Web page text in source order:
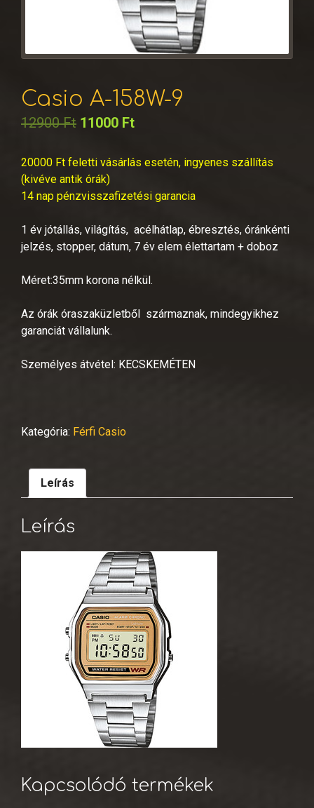
Casio A-158W-9
12900Ft 11000 Ft
20000 Ft feletti vásárlás esetén, ingyenes szállítás
(kivéve antik órák)
14 nap pénzvisszafizetési garancia
1 év jótállás, világítás, acélhátlap, ébresztés, óránkénti
jelzés, stopper, dátum, 7 év elem élettartam + doboz
Méret:35mm korona nélkül.
Az órák óraszaküzletből származnak, mindegyikhez
garanciát vállalunk.
Személyes átvétel: KECSKEMÉTEN
Kategória: Férfi Casio
Leírás
Leírás
Kapcsolódó termékek